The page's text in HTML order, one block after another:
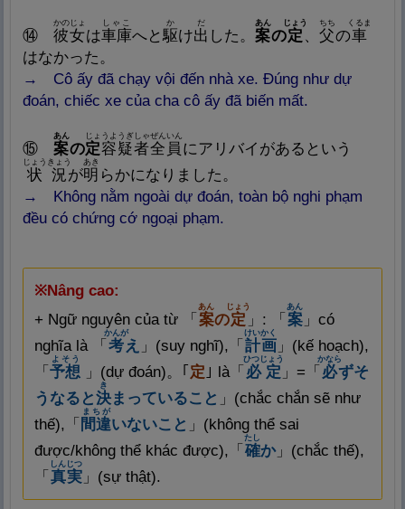
⑭ 彼
Nghĩa: Bên kia, kẻ khác, đối
phương
女
かのじょ
は車庫
しゃこ
へと 駆
か
け出
だ
した。 案
あん
の定
じょう
、 父
ちち
の車
くるま
はなかった。
→ Cô ấy đã chạy vội đến nhà xe. Đúng như dự
đoán, chiếc xe của cha cô ấy đã biến mất.
⑮ 案
あん
の定容
Nghĩa: Bao dung, chịu đựng,
chứa đựng
疑者全 員
Nghĩa: Nhân viên, thành viên,
người
じょうようぎしゃぜんいん
にアリバイがあるという
状
Nghĩa: Hình dáng, tình trạng,
況
じょうきょう
が明
あき
らかになりました。
→ Không nằm ngoài dự đoán, toàn bộ nghi phạm
đều có chứng cớ ngoại phạm.
※Nâng cao:
+ Ngữ nguyên của từ 「 案
あん
の定
じょう
」: 「 案
あん
」có
nghĩa là 「 考
かんが
え 」(suy nghĩ),「 計画
けいかく
」(kế hoạch),
「予想
よそう
」(dự đoán)。｢ 定 ｣ là「 必 定
ひつじょう
」=「 必
かなら
ずそ
うなると決
き
まっていること 」(chắc chắn sẽ như
thế),「 間
Nghĩa: Khoảng, ở giữa, bên
違
まちが
いないこと 」(không thể sai
được/không thể khác được),「 確
たし
か」(chắc thế),
「 真実
しんじつ
」(sự thật).